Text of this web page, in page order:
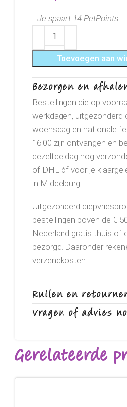
Je spaart 14 PetPoints
Toevoegen aan
Bezorgen en
Bestellingen die op
werkdagen, uitgezonderd
woensdag en nationale
16.00 zijn ontvangen en
dezelfde dag nog
of DHL óf voor je
in Middelburg.
Uitgezonderd
bestellingen boven de €
Nederland gratis thuis of
bezorgd. Daaronder
verzendkosten.
Ruilen en
Vragen of advies
Gerelateerde